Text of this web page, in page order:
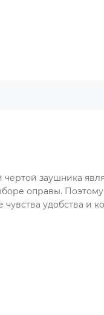
заушника
оправы.
удобства и